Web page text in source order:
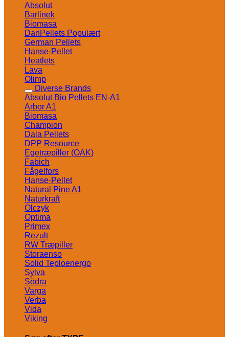
Absolut
Barlinek
Biomasa
DanPellets
German Pellets
Hanse-Pellet
Heatlets
Lava
Olimp
Diverse Brands
Absolut Bio Pellets EN-A1
Arbor A1
Biomasa
Champion
Dala Pellets
DPP Resource
Egetræpiller (OAK)
Fabich
Fågelfors
Hanse-Pellet
Natural Pine A1
Naturkraft
Olczyk
Optima
Primex
Rezult
RW Træpiller
Storaenso
Solid Teploenergo
Sylva
Södra
Varga
Verba
Vida
Viking